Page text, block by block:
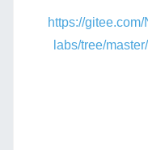
https://
labs/tree/